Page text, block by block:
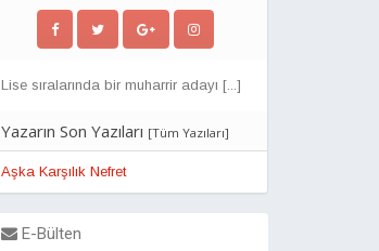
Lise sıralarında bir muharrir adayı [...]
Yazarın Son Yazıları [Tüm Yazıları]
Aşka Karşılık Nefret
E-Bülten